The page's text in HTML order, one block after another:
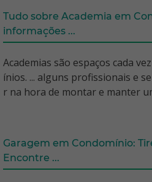
Tudo sobre Academia em
informações ...
Academias são espaços cada
ínios. ... alguns profissionais e
r na hora de montar e manter
Garagem em Condomínio:
Encontre ...